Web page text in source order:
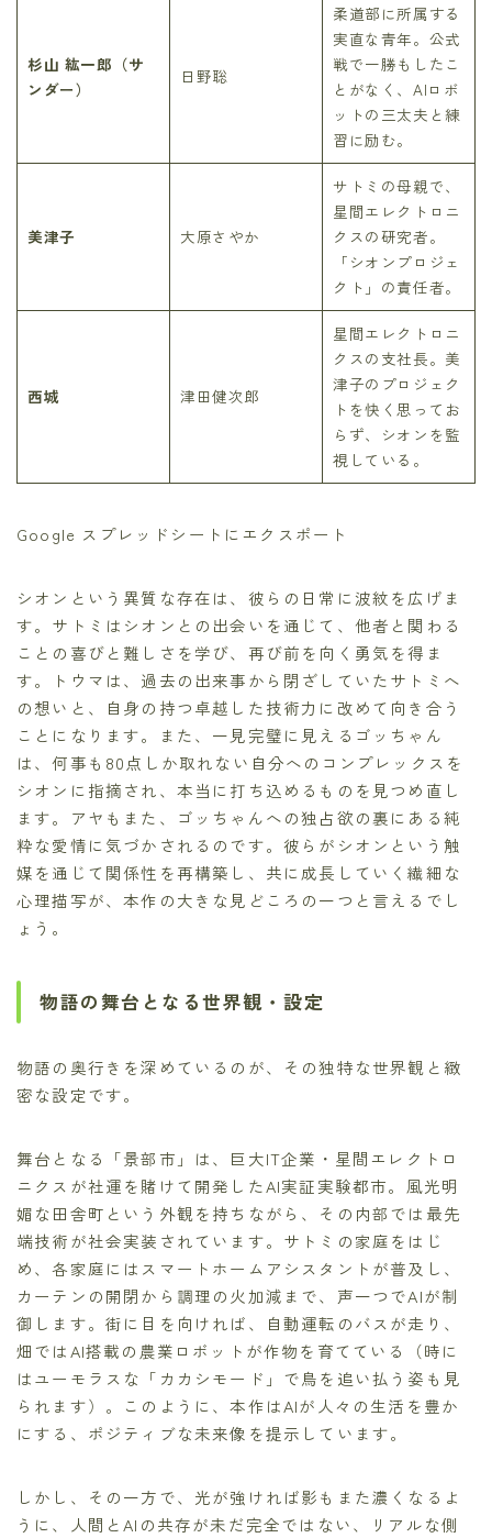
杉山 紘一郎（サ
ンダー）
日野聡
柔道部に所属する
実直な青年。公式
戦で一勝もしたこ
とがなく、AIロボ
ットの三太夫と練
習に励む。
美津子 大原さやか
サトミの母親で、
星間エレクトロニ
クスの研究者。
「シオンプロジェ
クト」の責任者。
西城 津田健次郎
星間エレクトロニ
クスの支社長。美
津子のプロジェク
トを快く思ってお
らず、シオンを監
視している。
Google スプレッドシートにエクスポート
シオンという異質な存在は、彼らの日常に波紋を広げま
す。サトミはシオンとの出会いを通じて、他者と関わる
ことの喜びと難しさを学び、再び前を向く勇気を得ま
す。トウマは、過去の出来事から閉ざしていたサトミへ
の想いと、自身の持つ卓越した技術力に改めて向き合う
ことになります。また、一見完璧に見えるゴッちゃん
は、何事も80点しか取れない自分へのコンプレックスを
シオンに指摘され、本当に打ち込めるものを見つめ直し
ます。アヤもまた、ゴッちゃんへの独占欲の裏にある純
粋な愛情に気づかされるのです。彼らがシオンという触
媒を通じて関係性を再構築し、共に成長していく繊細な
心理描写が、本作の大きな見どころの一つと言えるでし
ょう。
物語の舞台となる世界観・設定
物語の奥行きを深めているのが、その独特な世界観と緻
密な設定です。
舞台となる「景部市」は、巨大IT企業・星間エレクトロ
ニクスが社運を賭けて開発したAI実証実験都市。風光明
媚な田舎町という外観を持ちながら、その内部では最先
端技術が社会実装されています。サトミの家庭をはじ
め、各家庭にはスマートホームアシスタントが普及し、
カーテンの開閉から調理の火加減まで、声一つでAIが制
御します。街に目を向ければ、自動運転のバスが走り、
畑ではAI搭載の農業ロボットが作物を育てている（時に
はユーモラスな「カカシモード」で鳥を追い払う姿も見
られます）。このように、本作はAIが人々の生活を豊か
にする、ポジティブな未来像を提示しています。
しかし、その一方で、光が強ければ影もまた濃くなるよ
うに、人間とAIの共存が未だ完全ではない、リアルな側